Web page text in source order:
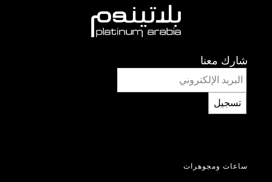
شارك معنا
تسجيل
ساعات ومجوهرات